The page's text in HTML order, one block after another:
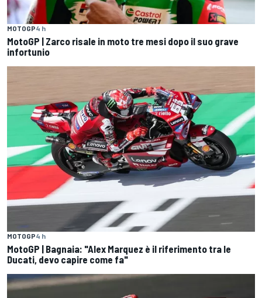
MOTOGP4 h
MotoGP | Zarco risale in moto tre mesi dopo il suo grave
infortunio
MOTOGP4 h
MotoGP | Bagnaia: "Alex Marquez è il riferimento tra le
Ducati, devo capire come fa"